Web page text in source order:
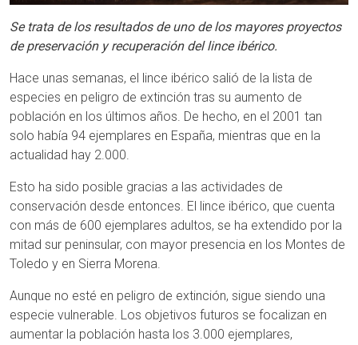
Se trata de los resultados de uno de los mayores proyectos
de preservación y recuperación del lince ibérico.
Hace unas semanas, el lince ibérico salió de la lista de
especies en peligro de extinción tras su aumento de
población en los últimos años. De hecho, en el 2001 tan
solo había 94 ejemplares en España, mientras que en la
actualidad hay 2.000.
Esto ha sido posible gracias a las actividades de
conservación desde entonces. El lince ibérico, que cuenta
con más de 600 ejemplares adultos, se ha extendido por la
mitad sur peninsular, con mayor presencia en los Montes de
Toledo y en Sierra Morena.
Aunque no esté en peligro de extinción, sigue siendo una
especie vulnerable. Los objetivos futuros se focalizan en
aumentar la población hasta los 3.000 ejemplares,